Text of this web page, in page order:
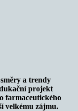
a trendy
projekt
farmaceutického
velkému zájmu.